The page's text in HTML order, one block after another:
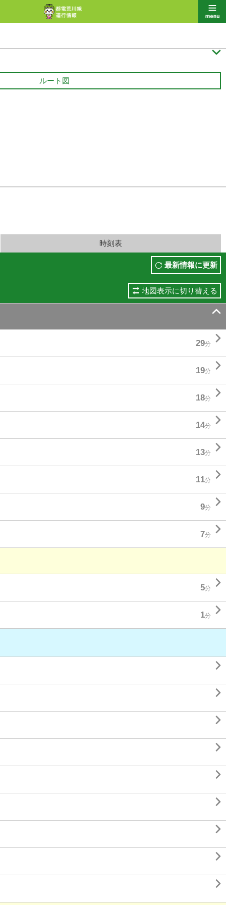

ルート図
時刻表
最新情報に更新
地図表示に切り替える

29分 
19分 
18分 
14分 
13分 
11分 
9分 
7分 
5分 
1分 








